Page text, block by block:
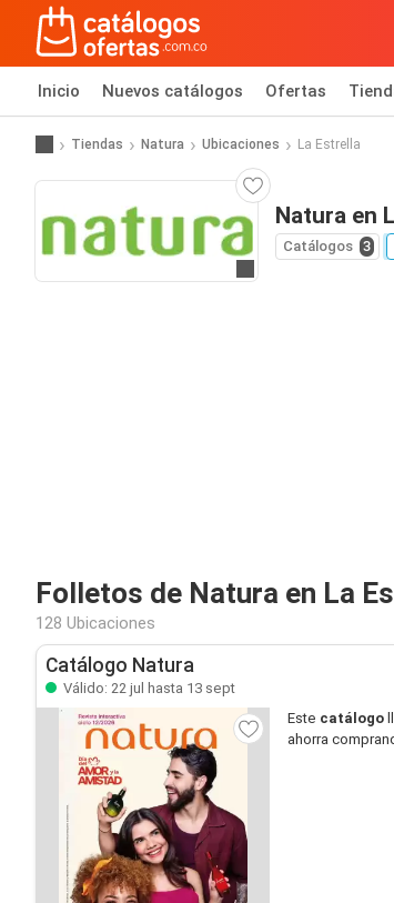
Inicio Nuevos catálogos Ofertas
Tiendas Natura Ubicaciones La Estrella
Natura en
Catálogos 3
Folletos de Natura en La
128 Ubicaciones
Catálogo Natura
Válido: 22 jul hasta 13 sept
Este catálogo
ahorra